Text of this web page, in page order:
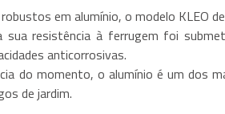
em alumínio, o modelo KLEO
sua resistência à ferrugem foi
anticorrosivas.
do momento, o alumínio é um dos
de jardim.